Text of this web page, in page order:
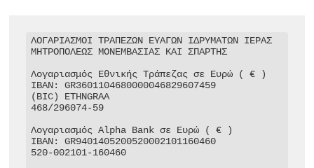
ΛΟΓΑΡΙΑΣΜΟΙ ΤΡΑΠΕΖΩΝ ΕΥΑΓΩΝ ΙΔΡΥΜΑΤΩΝ ΙΕΡΑΣ
ΜΗΤΡΟΠΟΛΕΩΣ ΜΟΝΕΜΒΑΣΙΑΣ ΚΑΙ ΣΠΑΡΤΗΣ
Λογαριασμός Εθνικής Τράπεζας σε Ευρώ ( € )
IBAN: GR3601104680000046829607459
(BIC) ETHNGRAA
468/296074-59
Λογαριασμός Alpha Bank σε Ευρώ ( € )
IBAN: GR9401405200520002101160460
520-002101-160460